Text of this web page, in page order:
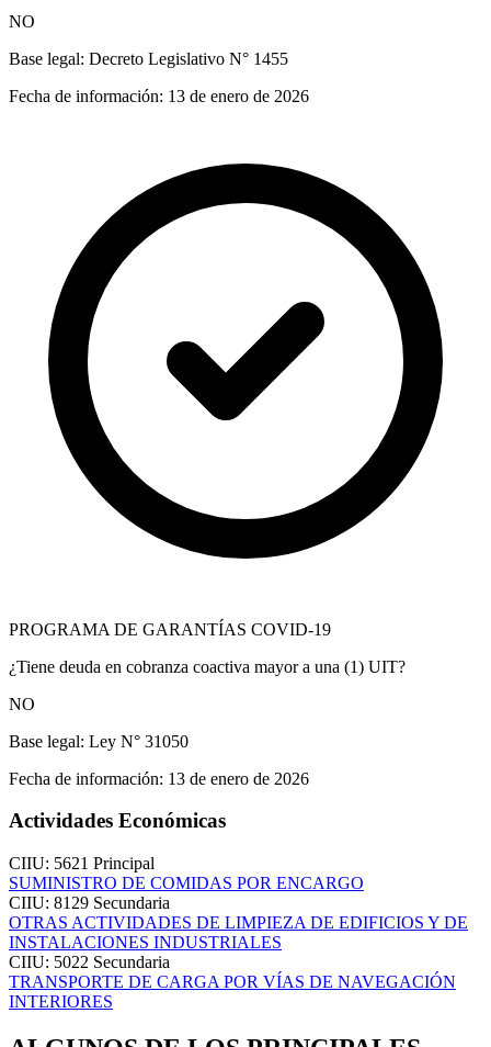
NO
Base legal: Decreto Legislativo N° 1455
Fecha de información: 13 de enero de 2026
PROGRAMA DE GARANTÍAS COVID-19
¿Tiene deuda en cobranza coactiva mayor a una (1) UIT?
NO
Base legal: Ley N° 31050
Fecha de información: 13 de enero de 2026
Actividades Económicas
CIIU: 5621 Principal
SUMINISTRO DE COMIDAS POR ENCARGO
CIIU: 8129 Secundaria
OTRAS ACTIVIDADES DE LIMPIEZA DE EDIFICIOS Y DE
INSTALACIONES INDUSTRIALES
CIIU: 5022 Secundaria
TRANSPORTE DE CARGA POR VÍAS DE NAVEGACIÓN
INTERIORES